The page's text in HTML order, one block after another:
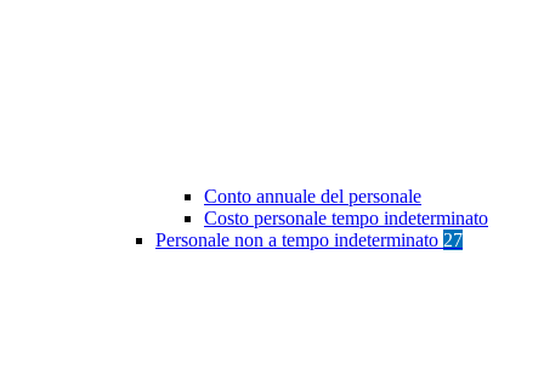
Conto annuale del personale
Costo personale tempo indeterminato
Personale non a tempo indeterminato 27